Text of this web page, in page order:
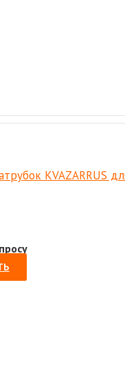
KVAZARRUS